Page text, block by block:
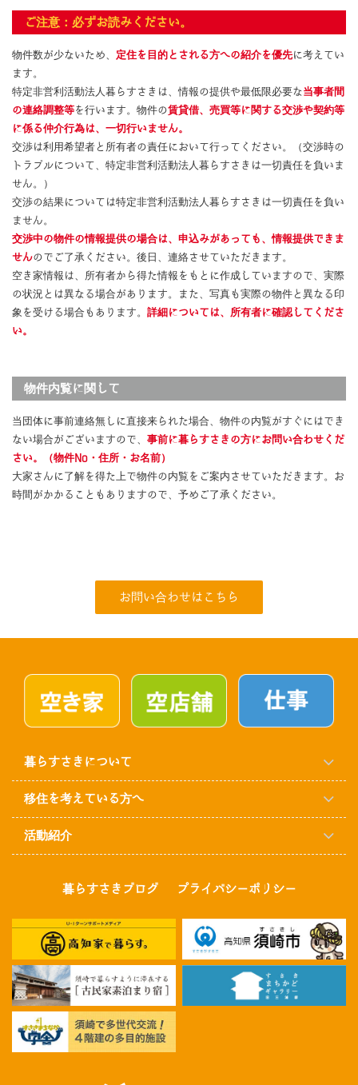
ご注意：必ずお読みください。
物件数が少ないため、 定住を目的とされる方への紹介を優先に考えてい
ます。
特定非営利活動法人暮らすさきは、情報の提供や最低限必要な当事者間
の連絡調整等を行います。物件の賃貸借、売買等に関する交渉や契約等
に係る仲介行為は、一切行いません。
交渉は利用希望者と所有者の責任において行ってください。（交渉時の
トラブルについて、特定非営利活動法人暮らすさきは一切責任を負いま
せん。）
交渉の結果については特定非営利活動法人暮らすさきは一切責任を負い
ません。
交渉中の物件の情報提供の場合は、申込みがあっても、情報提供できま
せんのでご了承ください。後日、連絡させていただきます。
空き家情報は、所有者から得た情報をもとに作成していますので、実際
の状況とは異なる場合があります。また、写真も実際の物件と異なる印
象を受ける場合もあります。 詳細については、所有者に確認してくださ
い。
物件内覧に関して
当団体に事前連絡無しに直接来られた場合、物件の内覧がすぐにはでき
ない場合がございますので、 事前に暮らすさきの方にお問い合わせくだ
さい。（物件No・住所・お名前）
大家さんに了解を得た上で物件の内覧をご案内させていただきます。お
時間がかかることもありますので、予めご了承ください。
お問い合わせはこちら
暮らすさきについて
移住を考えている方へ
活動紹介
暮らすさきブログ プライバシーポリシー